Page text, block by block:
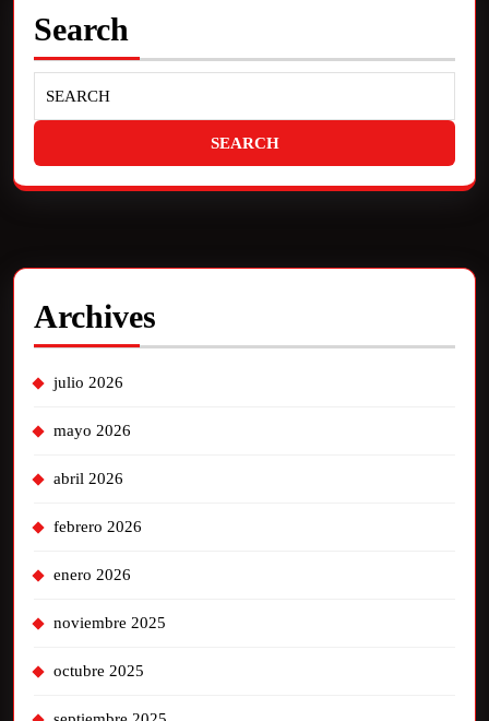
Search
Archives
julio 2026
mayo 2026
abril 2026
febrero 2026
enero 2026
noviembre 2025
octubre 2025